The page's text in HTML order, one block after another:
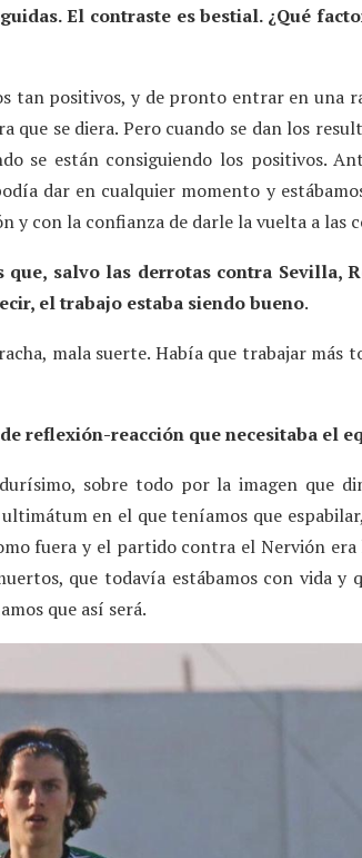
El contraste es bestial. ¿Qué
tan positivos, y de pronto entrar en una
se diera. Pero cuando se dan los
se están consiguiendo los positivos.
dar en cualquier momento y
y con la confianza de darle la vuelta a las
que, salvo las derrotas contra Sevilla,
el trabajo estaba siendo bueno.
mala suerte. Había que trabajar más
reflexión-reacción que necesitaba el
sobre todo por la imagen que
en el que teníamos que
fuera y el partido contra el Nervión
que todavía estábamos con vida y
que así será.